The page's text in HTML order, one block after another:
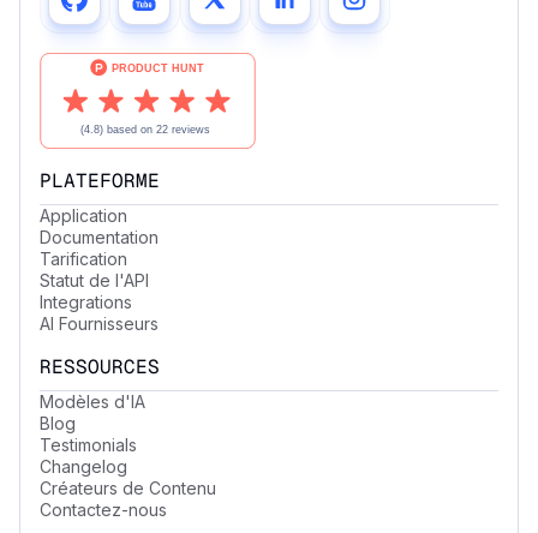
PLATEFORME
Application
Documentation
Tarification
Statut de l'API
Integrations
AI Fournisseurs
RESSOURCES
Modèles d'IA
Blog
Testimonials
Changelog
Créateurs de Contenu
Contactez-nous